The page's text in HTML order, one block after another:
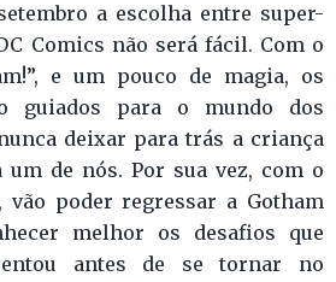
a escolha entre super-
Comics não será fácil. Com o
e um pouco de magia, os
guiados para o mundo dos
deixar para trás a criança
um de nós. Por sua vez, com o
vão poder regressar a Gotham
melhor os desafios que
antes de se tornar no